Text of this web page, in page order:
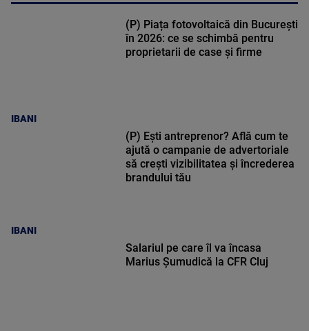
IBANI
(P) Piața fotovoltaică din București
în 2026: ce se schimbă pentru
proprietarii de case și firme
IBANI
(P) Ești antreprenor? Află cum te
ajută o campanie de advertoriale
să crești vizibilitatea și încrederea
brandului tău
Salariul pe care îl va încasa
Marius Șumudică la CFR Cluj